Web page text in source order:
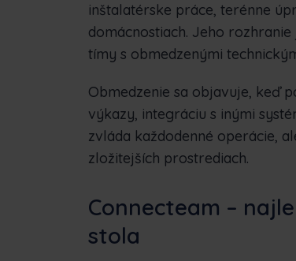
inštalatérske práce, terénne
domácnostiach. Jeho
tímy s obmedzenými
Obmedzenie sa objavuje, keď
výkazy, integráciu s inými
zvláda každodenné operácie,
zložitejších prostrediach.
Connecteam –
stola